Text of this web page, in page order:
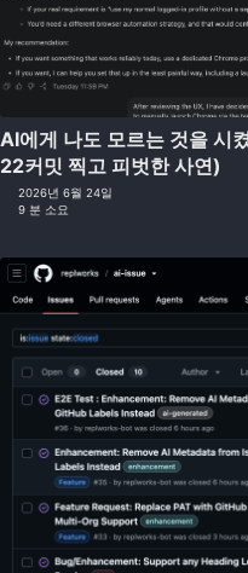
AI에게 나도 모르는 것을 시
22커밋 찍고 피벗한 사연)
2026년 6월 24일
9 분 소요